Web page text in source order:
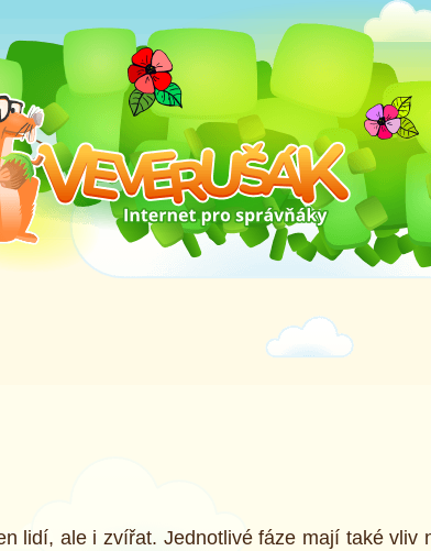
lidí, ale i zvířat. Jednotlivé fáze mají také vliv